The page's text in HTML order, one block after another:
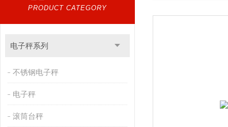
PRODUCT CATEGORY
电子秤系列
不锈钢电子秤
电子秤
滚筒台秤